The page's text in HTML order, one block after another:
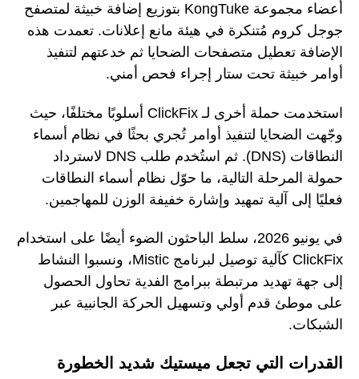
أعضاء مجموعة KongTuke بتوزيع إضافة خبيثة لمتصفح
جوجل كروم مُتنكرة في هيئة مانع إعلانات. تعمدت هذه
الإضافة تعطيل متصفحات الضحايا ثم خدعتهم لتنفيذ
أوامر خبيثة تحت ستار إجراء فحص أمني.
استخدمت حملة أخرى لـ ClickFix أسلوبًا مختلفًا، حيث
وجّهت الضحايا لتنفيذ أوامر تُجري بحثًا في نظام أسماء
النطاقات (DNS). ثم استُخدم طلب DNS لاسترداد
حمولة المرحلة التالية، ما حوّل نظام أسماء النطاقات
فعليًا إلى آلية تمهيد وإشارة خفيفة الوزن للمهاجمين.
في يونيو 2026، سلط الباحثون الضوء أيضًا على استخدام
ClickFix كآلية توصيل لبرنامج Mistic، ونسبوا النشاط
إلى جهة تهديد مرتبطة ببرامج الفدية تحاول الحصول
على موطئ قدم أولي وتسهيل الحركة الجانبية عبر
الشبكات.
القدرات التي تجعل ميستيك شديد الخطورة